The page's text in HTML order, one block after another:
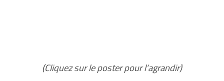
(Cliquez sur le poster pour l’agrandir)